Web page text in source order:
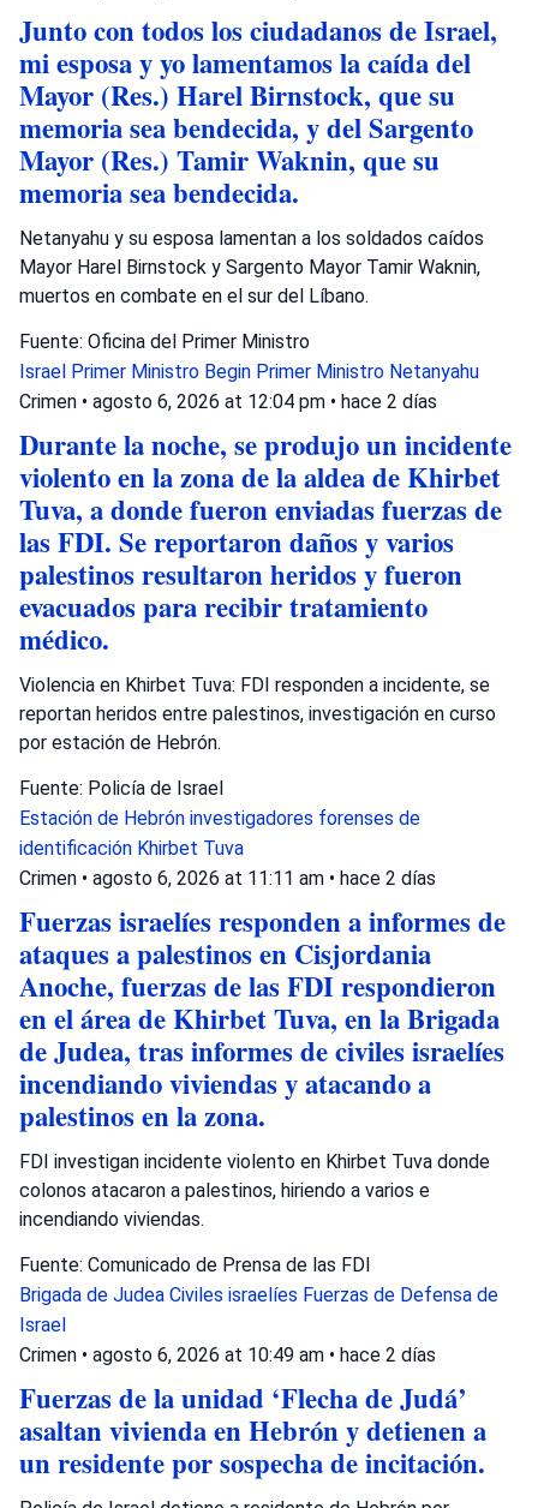
Junto con todos los ciudadanos de Israel,
mi esposa y yo lamentamos la caída del
Mayor (Res.) Harel Birnstock, que su
memoria sea bendecida, y del Sargento
Mayor (Res.) Tamir Waknin, que su
memoria sea bendecida.
Netanyahu y su esposa lamentan a los soldados caídos
Mayor Harel Birnstock y Sargento Mayor Tamir Waknin,
muertos en combate en el sur del Líbano.
Fuente: Oficina del Primer Ministro
Israel Primer Ministro Begin Primer Ministro Netanyahu
Crimen • agosto 6, 2026 at 12:04 pm • hace 2 días
Durante la noche, se produjo un incidente
violento en la zona de la aldea de Khirbet
Tuva, a donde fueron enviadas fuerzas de
las FDI. Se reportaron daños y varios
palestinos resultaron heridos y fueron
evacuados para recibir tratamiento
médico.
Violencia en Khirbet Tuva: FDI responden a incidente, se
reportan heridos entre palestinos, investigación en curso
por estación de Hebrón.
Fuente: Policía de Israel
Estación de Hebrón investigadores forenses de
identificación Khirbet Tuva
Crimen • agosto 6, 2026 at 11:11 am • hace 2 días
Fuerzas israelíes responden a informes de
ataques a palestinos en Cisjordania
Anoche, fuerzas de las FDI respondieron
en el área de Khirbet Tuva, en la Brigada
de Judea, tras informes de civiles israelíes
incendiando viviendas y atacando a
palestinos en la zona.
FDI investigan incidente violento en Khirbet Tuva donde
colonos atacaron a palestinos, hiriendo a varios e
incendiando viviendas.
Fuente: Comunicado de Prensa de las FDI
Brigada de Judea Civiles israelíes Fuerzas de Defensa de
Israel
Crimen • agosto 6, 2026 at 10:49 am • hace 2 días
Fuerzas de la unidad ‘Flecha de Judá’
asaltan vivienda en Hebrón y detienen a
un residente por sospecha de incitación.